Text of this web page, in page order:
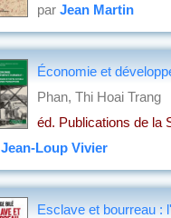
par Jean Martin
Économie et
Phan, Thi Hoai Trang
éd. Publications de la
Jean-Loup Vivier
Esclave et bourreau :